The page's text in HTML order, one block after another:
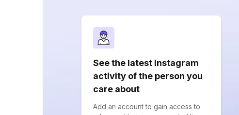
See the latest Instagram
activity of the person you
care about
Add an account to gain access to